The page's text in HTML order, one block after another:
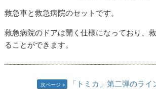
救急車と救急病院のセットです。
救急病院のドアは開く仕様になっており、
ることができます。
次ページ 「トミカ」第二弾のライ